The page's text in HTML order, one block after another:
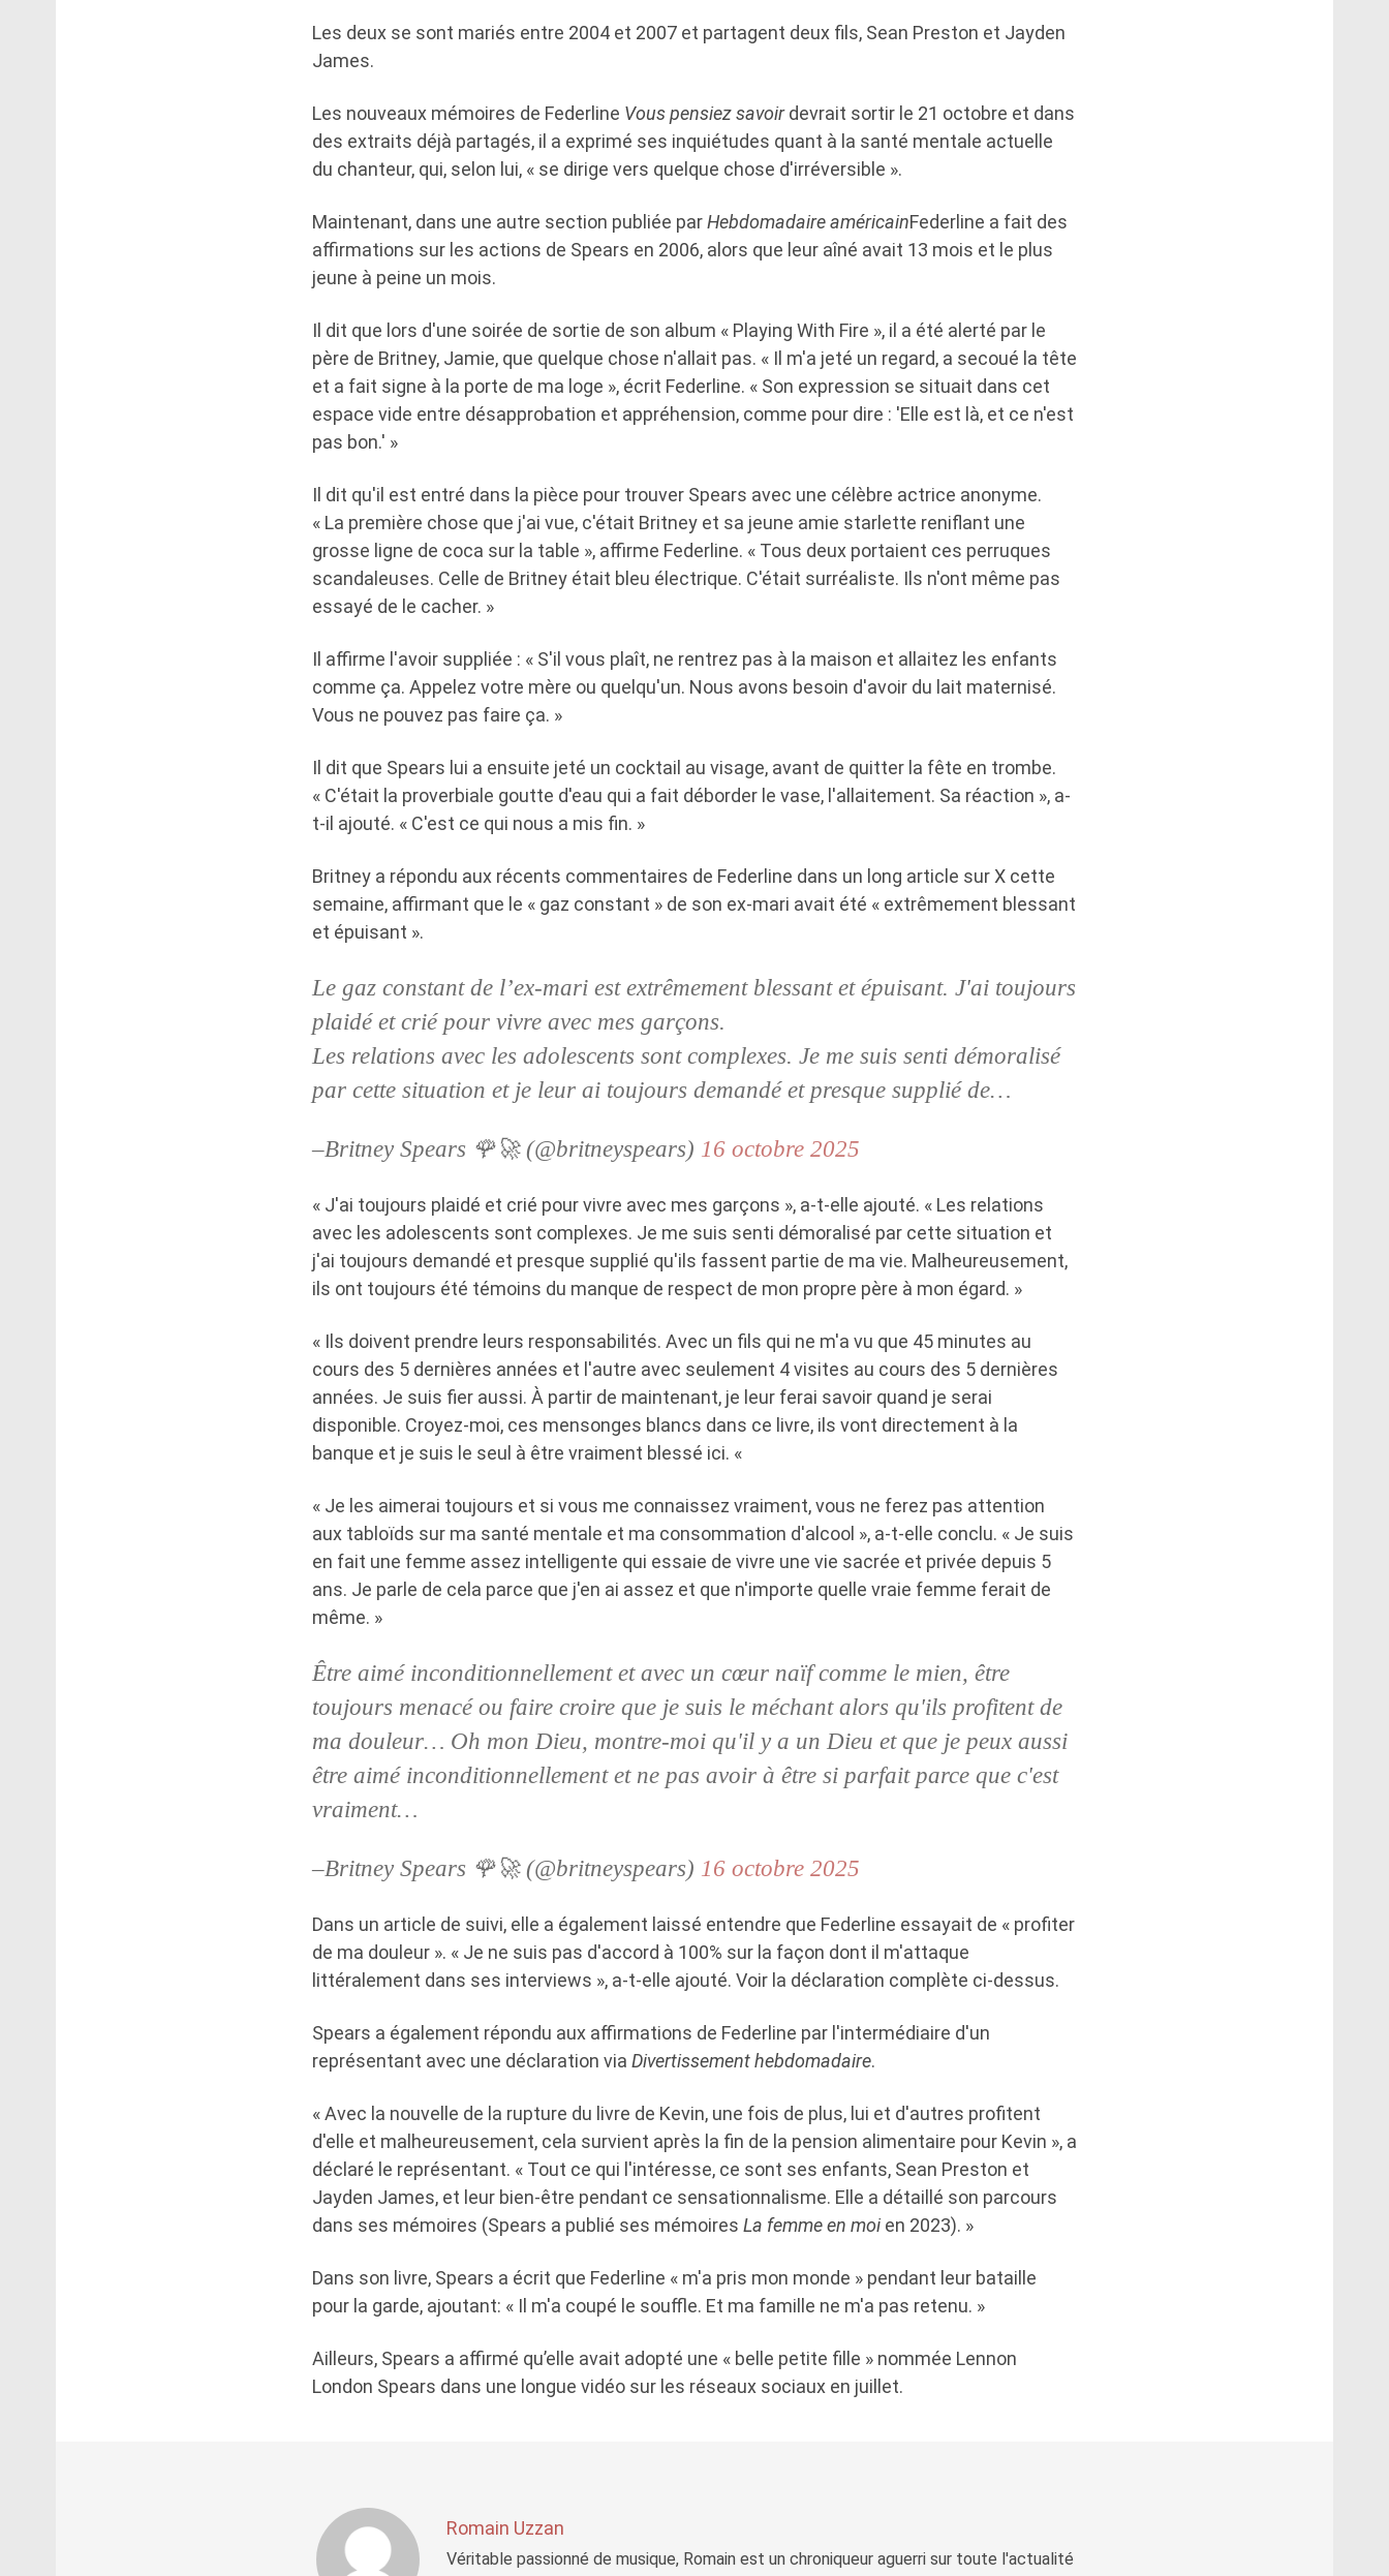
Les deux se sont mariés entre 2004 et 2007 et partagent deux fils, Sean Preston et Jayden
James.
Les nouveaux mémoires de Federline Vous pensiez savoirdevrait sortir le 21 octobre et dans
des extraits déjà partagés, il a exprimé ses inquiétudes quant à la santé mentale actuelle
du chanteur, qui, selon lui, « se dirige vers quelque chose d'irréversible ».
Maintenant, dans une autre section publiée parHebdomadaire américainFederline a fait des
affirmations sur les actions de Spears en 2006, alors que leur aîné avait 13 mois et le plus
jeune à peine un mois.
Il dit que lors d'une soirée de sortie de son album « Playing With Fire », il a été alerté par le
père de Britney, Jamie, que quelque chose n'allait pas. « Il m'a jeté un regard, a secoué la tête
et a fait signe à la porte de ma loge », écrit Federline. « Son expression se situait dans cet
espace vide entre désapprobation et appréhension, comme pour dire : 'Elle est là, et ce n'est
pas bon.' »
Il dit qu'il est entré dans la pièce pour trouver Spears avec une célèbre actrice anonyme.
« La première chose que j'ai vue, c'était Britney et sa jeune amie starlette reniflant une
grosse ligne de coca sur la table », affirme Federline. « Tous deux portaient ces perruques
scandaleuses. Celle de Britney était bleu électrique. C'était surréaliste. Ils n'ont même pas
essayé de le cacher. »
Il affirme l'avoir suppliée : « S'il vous plaît, ne rentrez pas à la maison et allaitez les enfants
comme ça. Appelez votre mère ou quelqu'un. Nous avons besoin d'avoir du lait maternisé.
Vous ne pouvez pas faire ça. »
Il dit que Spears lui a ensuite jeté un cocktail au visage, avant de quitter la fête en trombe.
« C'était la proverbiale goutte d'eau qui a fait déborder le vase, l'allaitement. Sa réaction », a-
t-il ajouté. « C'est ce qui nous a mis fin. »
Britney a répondu aux récents commentaires de Federline dans un long article sur X cette
semaine, affirmant que le « gaz constant » de son ex-mari avait été « extrêmement blessant
et épuisant ».
Le gaz constant de l’ex-mari est extrêmement blessant et épuisant. J'ai toujours
plaidé et crié pour vivre avec mes garçons.
Les relations avec les adolescents sont complexes. Je me suis senti démoralisé
par cette situation et je leur ai toujours demandé et presque supplié de…
–Britney Spears 🌹🚀 (@britneyspears) 16 octobre 2025
« J'ai toujours plaidé et crié pour vivre avec mes garçons », a-t-elle ajouté. « Les relations
avec les adolescents sont complexes. Je me suis senti démoralisé par cette situation et
j'ai toujours demandé et presque supplié qu'ils fassent partie de ma vie. Malheureusement,
ils ont toujours été témoins du manque de respect de mon propre père à mon égard. »
« Ils doivent prendre leurs responsabilités. Avec un fils qui ne m'a vu que 45 minutes au
cours des 5 dernières années et l'autre avec seulement 4 visites au cours des 5 dernières
années. Je suis fier aussi. À partir de maintenant, je leur ferai savoir quand je serai
disponible. Croyez-moi, ces mensonges blancs dans ce livre, ils vont directement à la
banque et je suis le seul à être vraiment blessé ici. «
« Je les aimerai toujours et si vous me connaissez vraiment, vous ne ferez pas attention
aux tabloïds sur ma santé mentale et ma consommation d'alcool », a-t-elle conclu. « Je suis
en fait une femme assez intelligente qui essaie de vivre une vie sacrée et privée depuis 5
ans. Je parle de cela parce que j'en ai assez et que n'importe quelle vraie femme ferait de
même. »
Être aimé inconditionnellement et avec un cœur naïf comme le mien, être
toujours menacé ou faire croire que je suis le méchant alors qu'ils profitent de
ma douleur… Oh mon Dieu, montre-moi qu'il y a un Dieu et que je peux aussi
être aimé inconditionnellement et ne pas avoir à être si parfait parce que c'est
vraiment…
–Britney Spears 🌹🚀 (@britneyspears) 16 octobre 2025
Dans un article de suivi, elle a également laissé entendre que Federline essayait de « profiter
de ma douleur ». « Je ne suis pas d'accord à 100% sur la façon dont il m'attaque
littéralement dans ses interviews », a-t-elle ajouté. Voir la déclaration complète ci-dessus.
Spears a également répondu aux affirmations de Federline par l'intermédiaire d'un
représentant avec une déclaration via Divertissement hebdomadaire.
« Avec la nouvelle de la rupture du livre de Kevin, une fois de plus, lui et d'autres profitent
d'elle et malheureusement, cela survient après la fin de la pension alimentaire pour Kevin », a
déclaré le représentant. « Tout ce qui l'intéresse, ce sont ses enfants, Sean Preston et
Jayden James, et leur bien-être pendant ce sensationnalisme. Elle a détaillé son parcours
dans ses mémoires (Spears a publié ses mémoires La femme en moien 2023). »
Dans son livre, Spears a écrit que Federline « m'a pris mon monde » pendant leur bataille
pour la garde, ajoutant: « Il m'a coupé le souffle. Et ma famille ne m'a pas retenu. »
Ailleurs, Spears a affirmé qu’elle avait adopté une « belle petite fille » nommée Lennon
London Spears dans une longue vidéo sur les réseaux sociaux en juillet.
Romain Uzzan
Véritable passionné de musique, Romain est un chroniqueur aguerri sur toute l'actualité